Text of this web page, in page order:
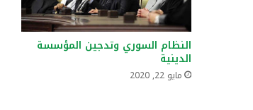
النظام السوري وتدجين المؤسسة
الدينية
مايو 22, 2020